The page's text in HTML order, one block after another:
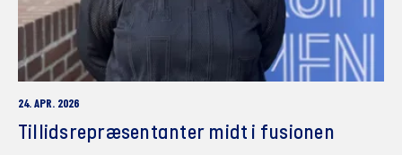
24. APR. 2026
Tillidsrepræ­sentanter midt i fusionen